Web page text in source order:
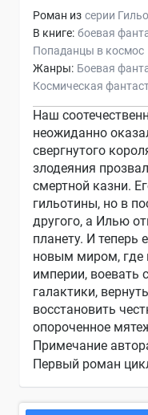
Роман из серии
В книге: боевая
Попаданцы в космос
Жанры: Боевая
Космическая
Наш
неожиданно
свергнутого
злодеяния
смертной казни.
гильотины, но в
другого, а Илью
планету. И теперь
новым миром, где
империи, воевать
галактики,
восстановить
опороченное
Примечание
Первый роман